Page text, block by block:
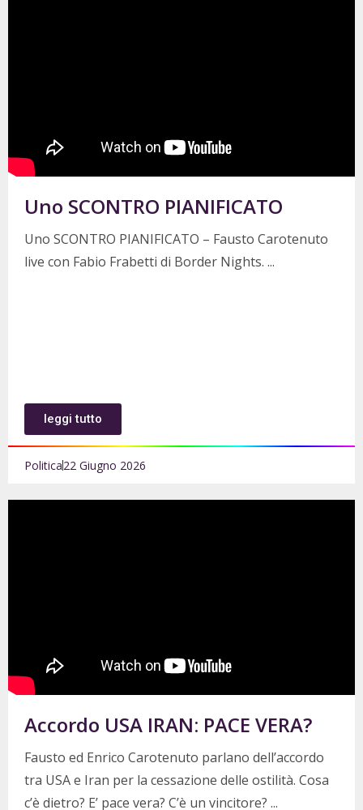
Uno SCONTRO PIANIFICATO
Uno SCONTRO PIANIFICATO – Fausto Carotenuto
live con Fabio Frabetti di Border Nights.
leggi tutto
Politica22 Giugno 2026
Accordo USA IRAN: PACE VERA?
Fausto ed Enrico Carotenuto parlano dell’accordo
tra USA e Iran per la cessazione delle ostilità. Cosa
c’è dietro? E’ pace vera? C’è un vincitore?